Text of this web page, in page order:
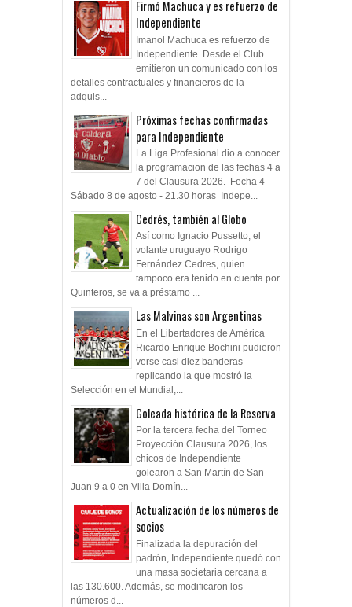
Firmó Machuca y es refuerzo de
Independiente
Imanol Machuca es refuerzo de
Independiente. Desde el Club
emitieron un comunicado con los
detalles contractuales y financieros de la
adquis...
Próximas fechas confirmadas
para Independiente
La Liga Profesional dio a conocer
la programacion de las fechas 4 a
7 del Clausura 2026. Fecha 4 -
Sábado 8 de agosto - 21.30 horas Indepe...
Cedrés, también al Globo
Así como Ignacio Pussetto, el
volante uruguayo Rodrigo
Fernández Cedres, quien
tampoco era tenido en cuenta por
Quinteros, se va a préstamo ...
Las Malvinas son Argentinas
En el Libertadores de América
Ricardo Enrique Bochini pudieron
verse casi diez banderas
replicando la que mostró la
Selección en el Mundial,...
Goleada histórica de la Reserva
Por la tercera fecha del Torneo
Proyección Clausura 2026, los
chicos de Independiente
golearon a San Martín de San
Juan 9 a 0 en Villa Domín...
Actualización de los números de
socios
Finalizada la depuración del
padrón, Independiente quedó con
una masa societaria cercana a
las 130.600. Además, se modificaron los
números d...